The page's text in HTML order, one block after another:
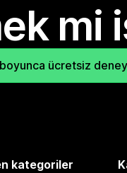
mi
ücretsiz
kategoriler